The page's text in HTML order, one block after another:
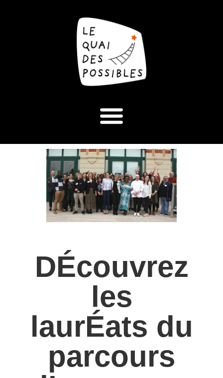
DÉcouvrez
les
laurÉats du
parcours